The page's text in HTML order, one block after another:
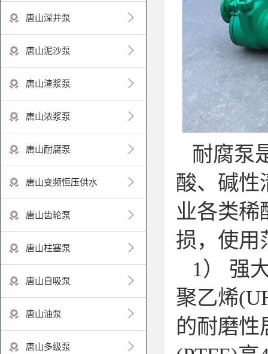
唐山深井泵
唐山泥沙泵
唐山渣浆泵
唐山浓浆泵
唐山耐腐泵
唐山变频恒压供水
唐山齿轮泵
唐山柱塞泵
唐山自吸泵
唐山油泵
唐山多级泵
耐腐泵
酸、碱性
业各类稀
损，使
1） 强
聚乙烯
的耐磨性